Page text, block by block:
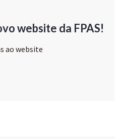
website da FPAS!
ao website